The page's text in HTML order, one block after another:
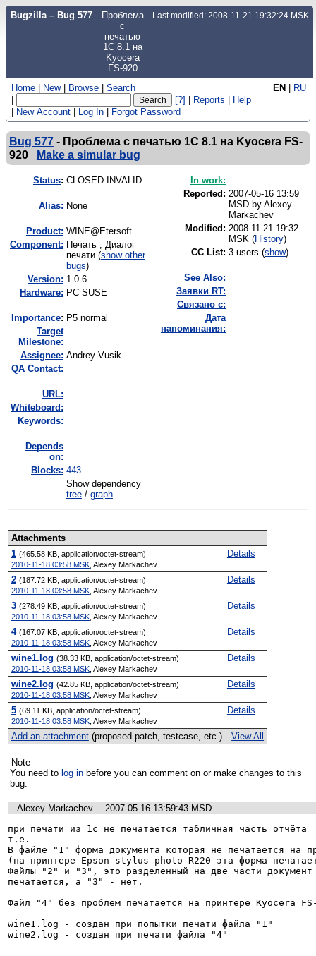
Bugzilla – Bug 577
Проблема
с
печатью
1С 8.1 на
Kyocera
FS-920
Last modified: 2008-11-21 19:32:24 MSK
EN | RU
Home | New | Browse | Search
|
[?] | Reports | Help
| New Account | Log In | Forgot Password
Bug 577 - Проблема с печатью 1С 8.1 на Kyocera FS-
920
Make a simular bug
Status: CLOSED INVALID
Alias: None
Product: WINE@Etersoft
Component: Печать ; Диалог
печати (show other
bugs)
Version: 1.0.6
Hardware: PC SUSE
mportance: P5 normal
Target
Milestone:
---
Assignee: Andrey Vusik
QA Contact:
URL:
Whiteboard:
Keywords:
Depends
on:
Blocks: 443
Show dependency
tree / graph
In work:
Reported: 2007-05-16 13:59
MSD by Alexey
Markachev
Modified: 2008-11-21 19:32
MSK (History)
CC List: 3 users (show)
See Also:
Заявки RT:
Связано с:
Дата
напоминания:
Attachments
1 (465.58 KB, application/octet-stream)
2010-11-18 03:58 MSK, Alexey Markachev
Details
2 (187.72 KB, application/octet-stream)
2010-11-18 03:58 MSK, Alexey Markachev
Details
3 (278.49 KB, application/octet-stream)
2010-11-18 03:58 MSK, Alexey Markachev
Details
4 (167.07 KB, application/octet-stream)
2010-11-18 03:58 MSK, Alexey Markachev
Details
wine1.log (38.33 KB, application/octet-stream)
2010-11-18 03:58 MSK, Alexey Markachev
Details
wine2.log (42.85 KB, application/octet-stream)
2010-11-18 03:58 MSK, Alexey Markachev
Details
5 (69.11 KB, application/octet-stream)
2010-11-18 03:58 MSK, Alexey Markachev
Details
View All
Add an attachment(proposed patch, testcase, etc.)
Note
You need to log in
bug.
Alexey Markachev
2007-05-16 13:59:43 MSD
при печати из 1с не печатается табличная часть отчёта
т.е.
В файле "1" форма документа которая не печатается на
(на принтере Epson stylus photo R220 эта форма
Файлы "2" и "3", это разделенный на две части
печатается, а "3" - нет.
Файл "4" без проблем печатается на принтере Kyocera
wine1.log - создан при попытки печати файла "1"
wine2.log - создан при печати файла "4"